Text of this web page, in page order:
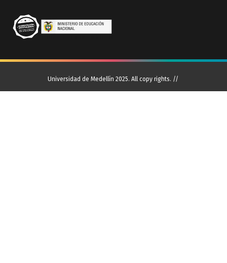
Universidad de Medellín 2025. All copy rights. //